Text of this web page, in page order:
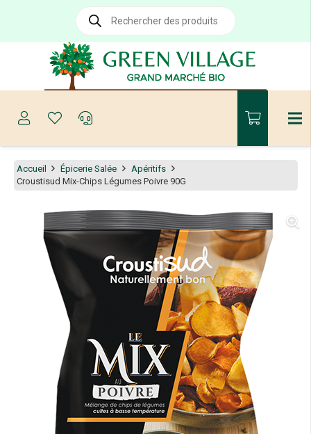
Recherche
produits
Accueil Épicerie Salée
Apéritifs
Croustisud Mix-Chips Légumes Poivre 90G